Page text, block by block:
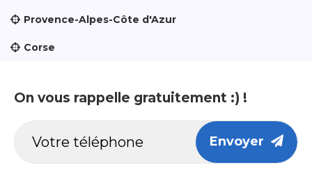
Provence-Alpes-Côte d'Azur
Corse
On vous rappelle gratuitement :) !
Envoyer